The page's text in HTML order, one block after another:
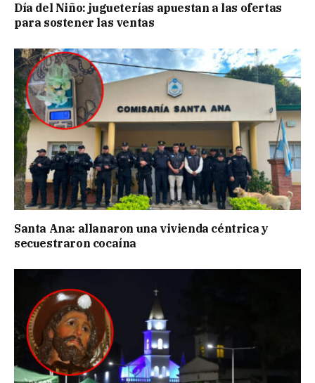
Día del Niño: jugueterías apuestan a las ofertas
para sostener las ventas
Santa Ana: allanaron una vivienda céntrica y
secuestraron cocaína